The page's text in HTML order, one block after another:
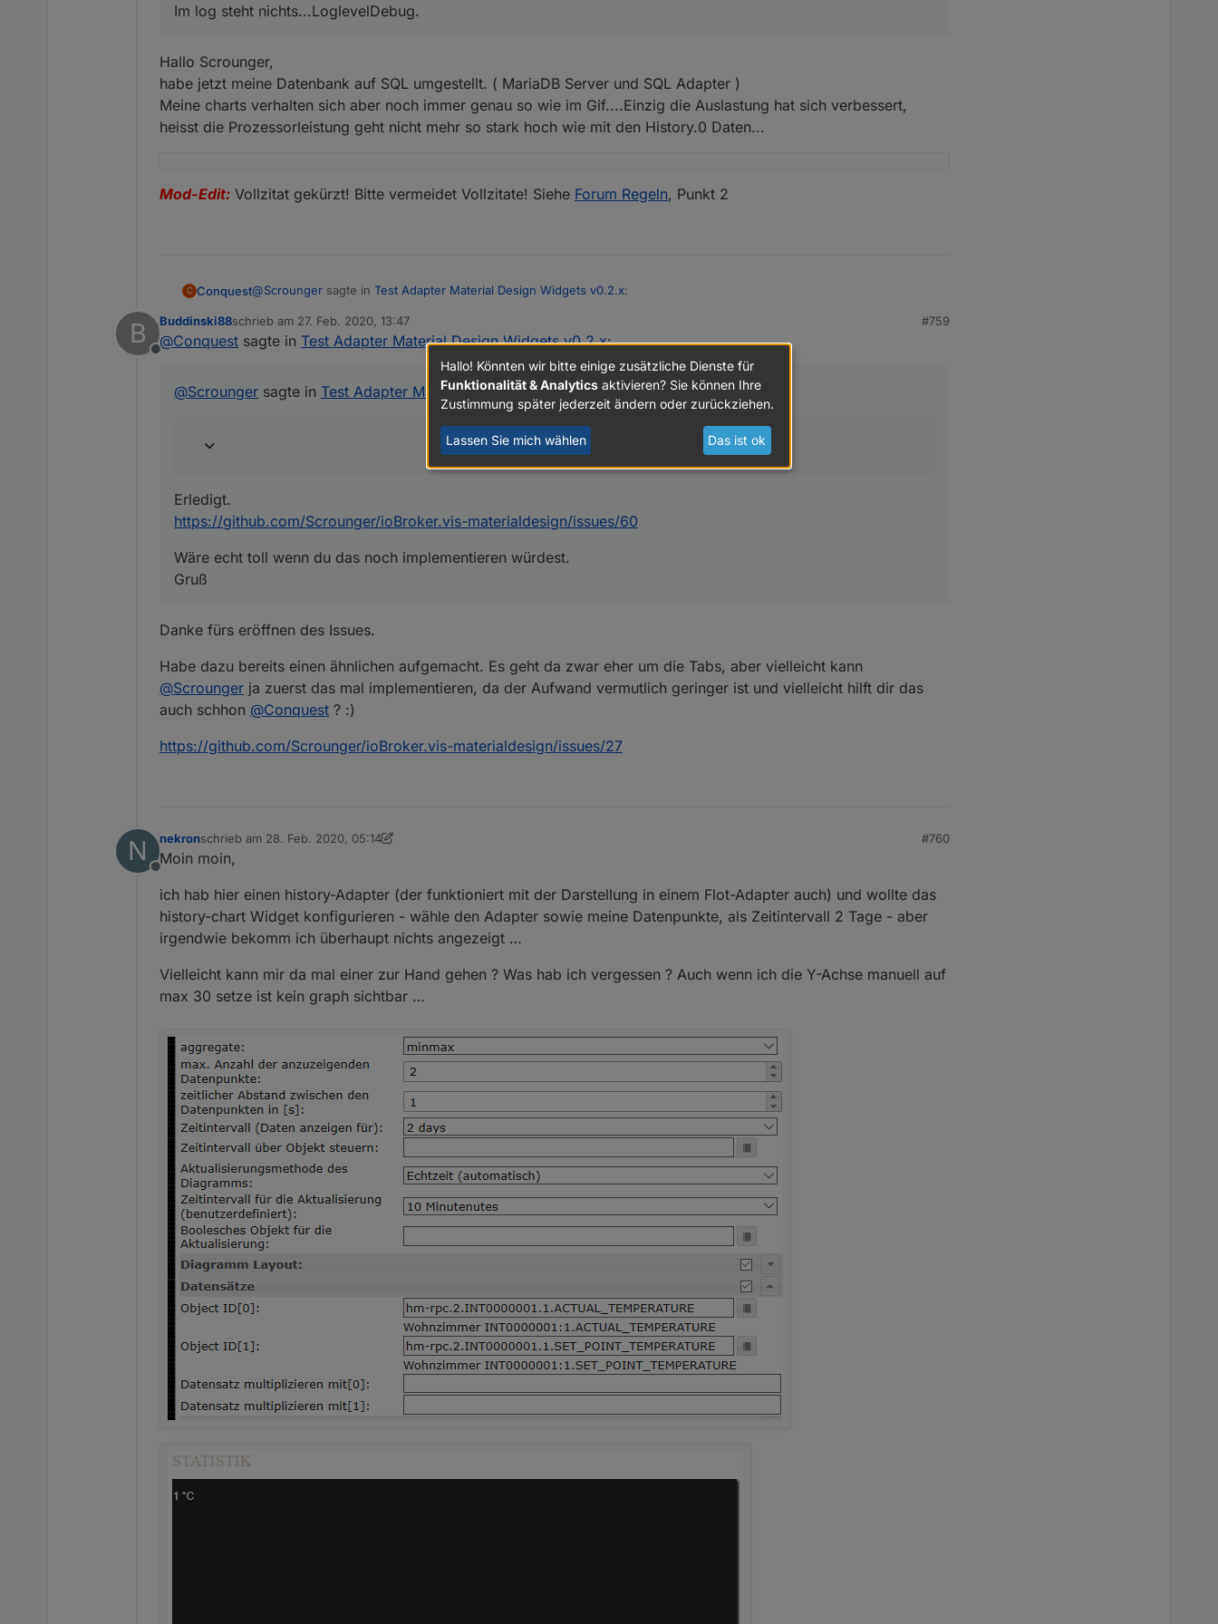
immer nur die Probleme gemeldet.
Spoiler
Widget Refresh
Spoiler
Histoy Daten
history.modbus.0.holdingRegisters.8220_Wirkleistung_L3.json
history.modbus.0.holdingRegisters.8218_Wirkleistung_L2.json
history.modbus.0.holdingRegisters.8216_Wirkleistung_L1.json
history.modbus.0.holdingRegisters.8214_Wirkleistung_Gesamt.json
Edit: in testing thread verschoben, da es fehlerbehbung betrifft und nicht die Einstellung des Widgets
Im log steht nichts...LoglevelDebug.
Hallo Scrounger,
habe jetzt meine Datenbank auf SQL umgestellt. ( MariaDB Server und SQL Adapter )
Meine charts verhalten sich aber noch immer genau so wie im Gif....Einzig die Auslastung hat sich verbessert,
heisst die Prozessorleistung geht nicht mehr so stark hoch wie mit den History.0 Daten...
Mod-Edit: Vollzitat gekürzt! Bitte vermeidet Vollzitate! Siehe Forum Regeln, Punkt 2
C Conquest@Scrounger sagte in Test Adapter Material Design Widgets v0.2.x:
@Conquest
Edit: verschoben, da Frage Feature Request betrifft
https://github.com/Scrounger/ioBroker.vis-materialdesign/issues/60
Wäre echt toll wenn du das noch implementieren würdest.
B
Offline
Buddinski88schrieb am 27. Feb. 2020, 13:47
zuletzt editiert von
#759
@Conquest sagte in Test Adapter Material Design Widgets v0.2.x:
@Scrounger sagte in Test Adapter Material Design Widgets v0.2.x:
Erledigt.
https://github.com/Scrounger/ioBroker.vis-materialdesign/issues/60
Wäre echt toll wenn du das noch implementieren würdest.
Gruß
Danke fürs eröffnen des Issues.
Habe dazu bereits einen ähnlichen aufgemacht. Es geht da zwar eher um die Tabs, aber vielleicht kann
@Scrounger ja zuerst das mal implementieren, da der Aufwand vermutlich geringer ist und vielleicht hilft dir das
auch schhon @Conquest ? :)
https://github.com/Scrounger/ioBroker.vis-materialdesign/issues/27
N
Offline
nekronschrieb am 28. Feb. 2020, 05:14
zuletzt editiert von Scrounger 3. Apr. 2020, 17:45
#760
Moin moin,
ich hab hier einen history-Adapter (der funktioniert mit der Darstellung in einem Flot-Adapter auch) und wollte das
history-chart Widget konfigurieren - wähle den Adapter sowie meine Datenpunkte, als Zeitintervall 2 Tage - aber
irgendwie bekomm ich überhaupt nichts angezeigt …
Vielleicht kann mir da mal einer zur Hand gehen ? Was hab ich vergessen ? Auch wenn ich die Y-Achse manuell auf
max 30 setze ist kein graph sichtbar …
Hallo! Könnten wir bitte einige zusätzliche Dienste für
Funktionalität & Analytics aktivieren? Sie können Ihre
Zustimmung später jederzeit ändern oder zurückziehen.
Lassen Sie mich wählen Das ist ok